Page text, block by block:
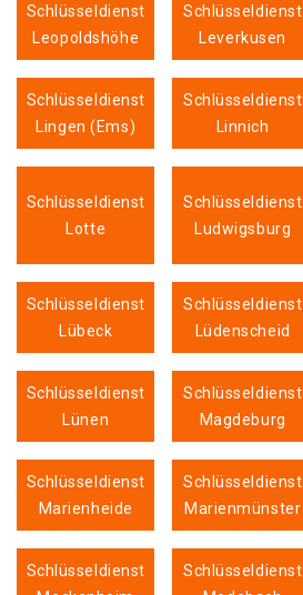
Schlüsseldienst
Leopoldshöhe
Schlüsseldienst
Leverkusen
Schlüsseldienst
Lingen (Ems)
Schlüsseldienst
Linnich
Schlüsseldienst
Lotte
Schlüsseldienst
Ludwigsburg
Schlüsseldienst
Lübeck
Schlüsseldienst
Lüdenscheid
Schlüsseldienst
Lünen
Schlüsseldienst
Magdeburg
Schlüsseldienst
Marienheide
Schlüsseldienst
Marienmünster
Schlüsseldienst
Schlüsseldienst